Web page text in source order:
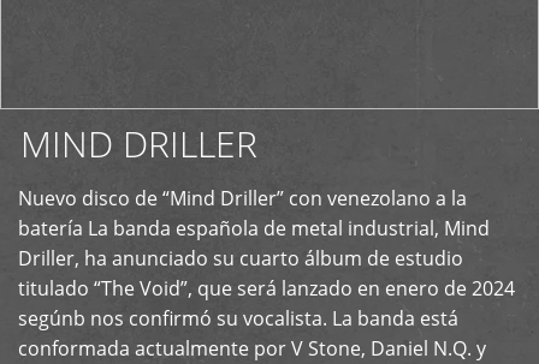
MIND DRILLER
Nuevo disco de “Mind Driller” con venezolano a la
batería La banda española de metal industrial, Mind
Driller, ha anunciado su cuarto álbum de estudio
titulado “The Void”, que será lanzado en enero de 2024
segúnb nos confirmó su vocalista. La banda está
conformada actualmente por V Stone, Daniel N.Q. y
+